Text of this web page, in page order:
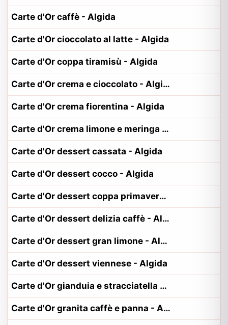
Carte d'Or caffè - Algida
Carte d'Or cioccolato al latte - Algida
Carte d'Or coppa tiramisù - Algida
Carte d'Or crema e cioccolato - Algida
Carte d'Or crema fiorentina - Algida
Carte d'Or crema limone e meringa - Algida
Carte d'Or dessert cassata - Algida
Carte d'Or dessert cocco - Algida
Carte d'Or dessert coppa primavera - Algida
Carte d'Or dessert delizia caffè - Algida
Carte d'Or dessert gran limone - Algida
Carte d'Or dessert viennese - Algida
Carte d'Or gianduia e stracciatella - Algida
Carte d'Or granita caffè e panna - Algida